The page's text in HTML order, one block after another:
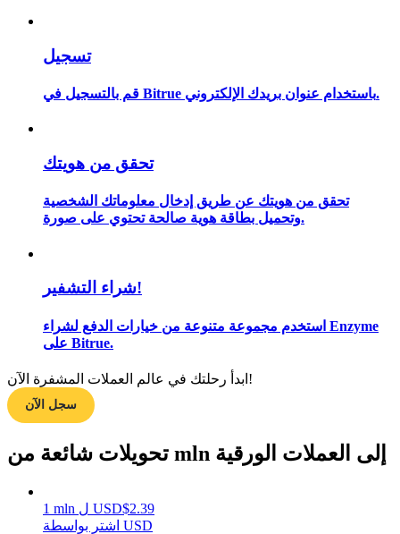
دليل المبتدئين للعقود الآجلة
استراتيجيات التداول
تسجيل
قم بالتسجيل في Bitrue باستخدام عنوان بريدك الإلكتروني.
تحقق من هويتك
تحقق من هويتك عن طريق إدخال معلوماتك الشخصية
وتحميل بطاقة هوية صالحة تحتوي على صورة.
شراء التشفير!
استخدم مجموعة متنوعة من خيارات الدفع لشراء Enzyme
على Bitrue.
ابدأ رحلتك في عالم العملات المشفرة الآن!
سجل الآن
تحويلات شائعة من mln إلى العملات الورقية
1 mln ل USD$2.39
اشتر بواسطة USD